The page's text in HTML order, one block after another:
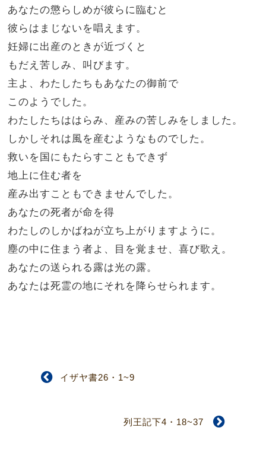
あなたの懲らしめが彼らに臨むと
彼らはまじないを唱えます。
妊婦に出産のときが近づくと
もだえ苦しみ、叫びます。
主よ、わたしたちもあなたの御前で
このようでした。
わたしたちははらみ、産みの苦しみをしました。
しかしそれは風を産むようなものでした。
救いを国にもたらすこともできず
地上に住む者を
産み出すこともできませんでした。
あなたの死者が命を得
わたしのしかばねが立ち上がりますように。
塵の中に住まう者よ、目を覚ませ、喜び歌え。
あなたの送られる露は光の露。
あなたは死霊の地にそれを降らせられます。
イザヤ書26・1~9
列王記下4・18~37